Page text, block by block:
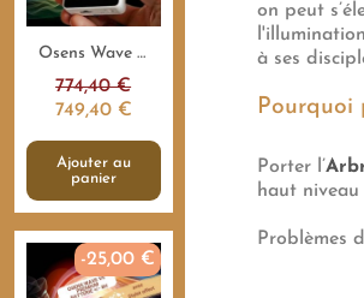
Aperçu rapideOsens Wave V5 - Standard 55.000Hz - 8H - Emetteur fréquences
774,40 €
749,40 €
Ajouter au
panier
-25,00 €
on peut
à ses
Pourquoi
Porter l’
haut
Problèmes